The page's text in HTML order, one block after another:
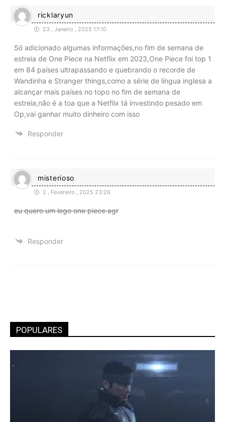
ricklaryun
23 , Janeiro , 2025 17:10
Só adicionado algumas informações,no fim de semana de
estreia de One Piece na Netflix em 2023,One Piece foi top 1
em 84 países ultrapassando e quebrando o recorde de
Wandinha e Stranger things,como a série de língua inglesa a
alcançar mais países no topo no fim de semana de
estreia,não é a toa que a Netflix tá investindo pesado em
Op,vai ganhar muito dinheiro com isso
Responder
misterioso
2 , Fevereiro , 2025 23:26
eu quero um lego one piece agr
Responder
POPULARES